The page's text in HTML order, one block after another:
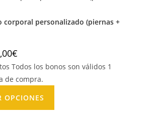
corporal personalizado (piernas +
€
Todos los bonos son válidos 1
de compra.
OPCIONES